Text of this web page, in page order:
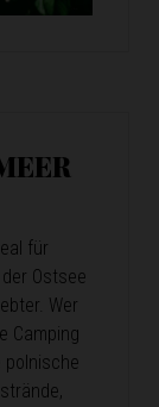
für
Ostsee
Wer
Camping
polnische